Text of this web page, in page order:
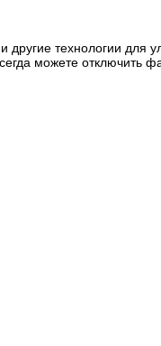
другие технологии
можете отключить